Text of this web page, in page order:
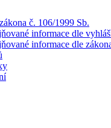
č. 106/1999 Sb.
informace dle
informace dle